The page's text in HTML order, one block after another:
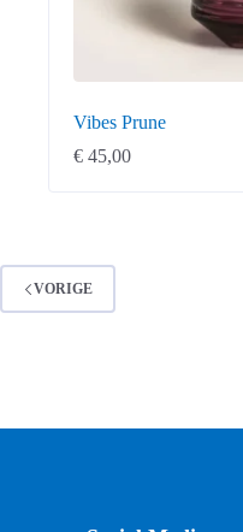
Vibes Prune
€ 45,00
VORIGE